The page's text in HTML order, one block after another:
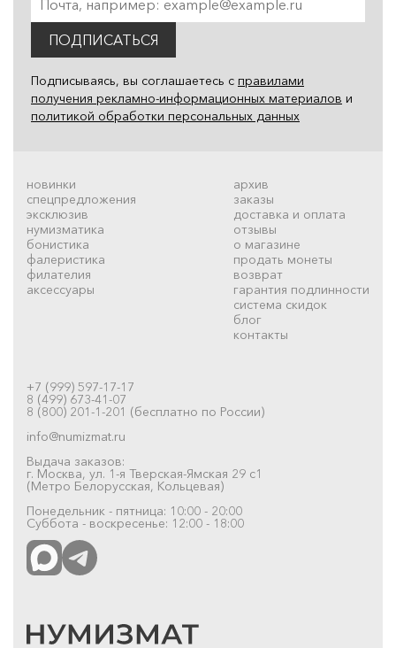
ПОДПИСАТЬСЯ
Подписываясь, вы соглашаетесь с правилами
получения рекламно-информационных материалов и
политикой обработки персональных данных
новинки
спецпредложения
эксклюзив
нумизматика
бонистика
фалеристика
филателия
аксессуары
архив
заказы
доставка и оплата
отзывы
о магазине
продать монеты
возврат
гарантия подлинности
система скидок
блог
контакты
+7 (999) 597-17-17
8 (499) 673-41-07
8 (800) 201-1-201 (бесплатно по России)
info@numizmat.ru
Выдача заказов:
г. Москва, ул. 1-я Тверская-Ямская 29 с1
(Метро Белорусская, Кольцевая)
Понедельник - пятница: 10:00 - 20:00
Суббота - воскресенье: 12:00 - 18:00